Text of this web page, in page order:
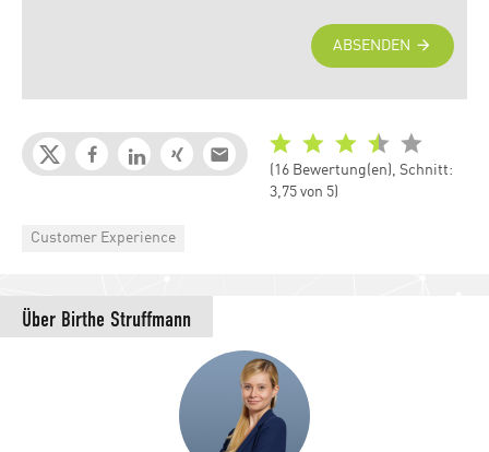
(16 Bewertung(en), Schnitt:
3,75 von 5)
Categories
Customer Experience
Über Birthe Struffmann